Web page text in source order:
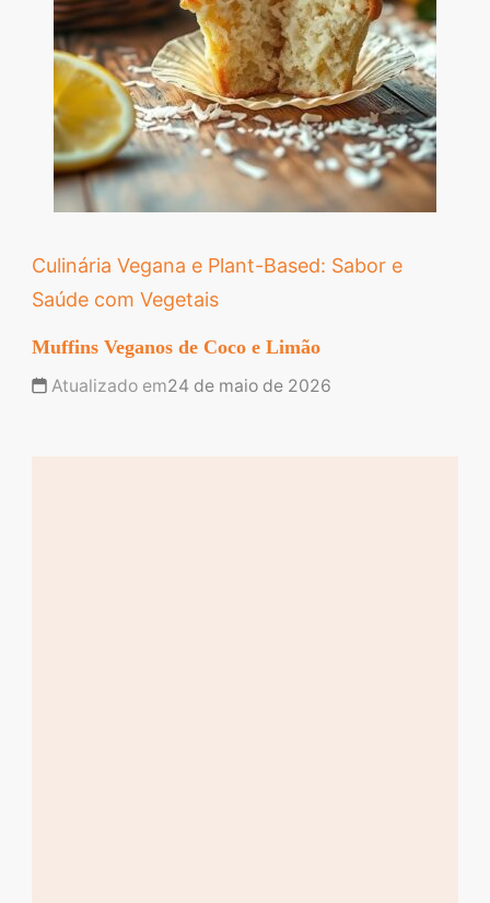
Culinária Vegana e Plant-Based: Sabor e
Saúde com Vegetais
Muffins Veganos de Coco e Limão
Atualizado em24 de maio de 2026